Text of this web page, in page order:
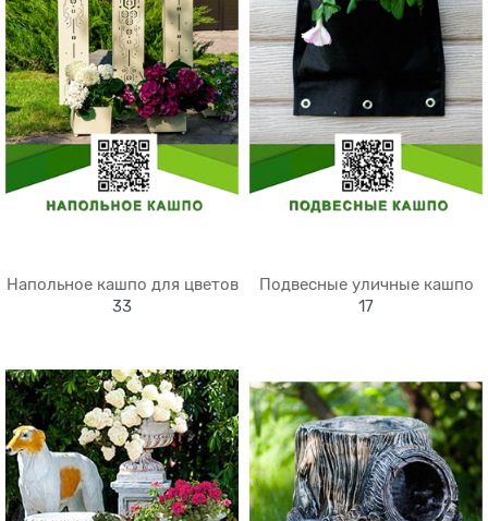
Напольное кашпо для цветов
33
Подвесные уличные кашпо
17